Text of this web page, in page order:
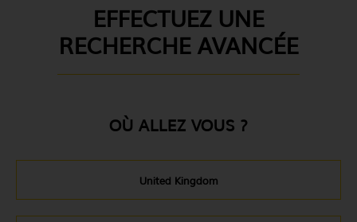
EFFECTUEZ UNE
RECHERCHE AVANCÉE
OÙ ALLEZ VOUS ?
United Kingdom